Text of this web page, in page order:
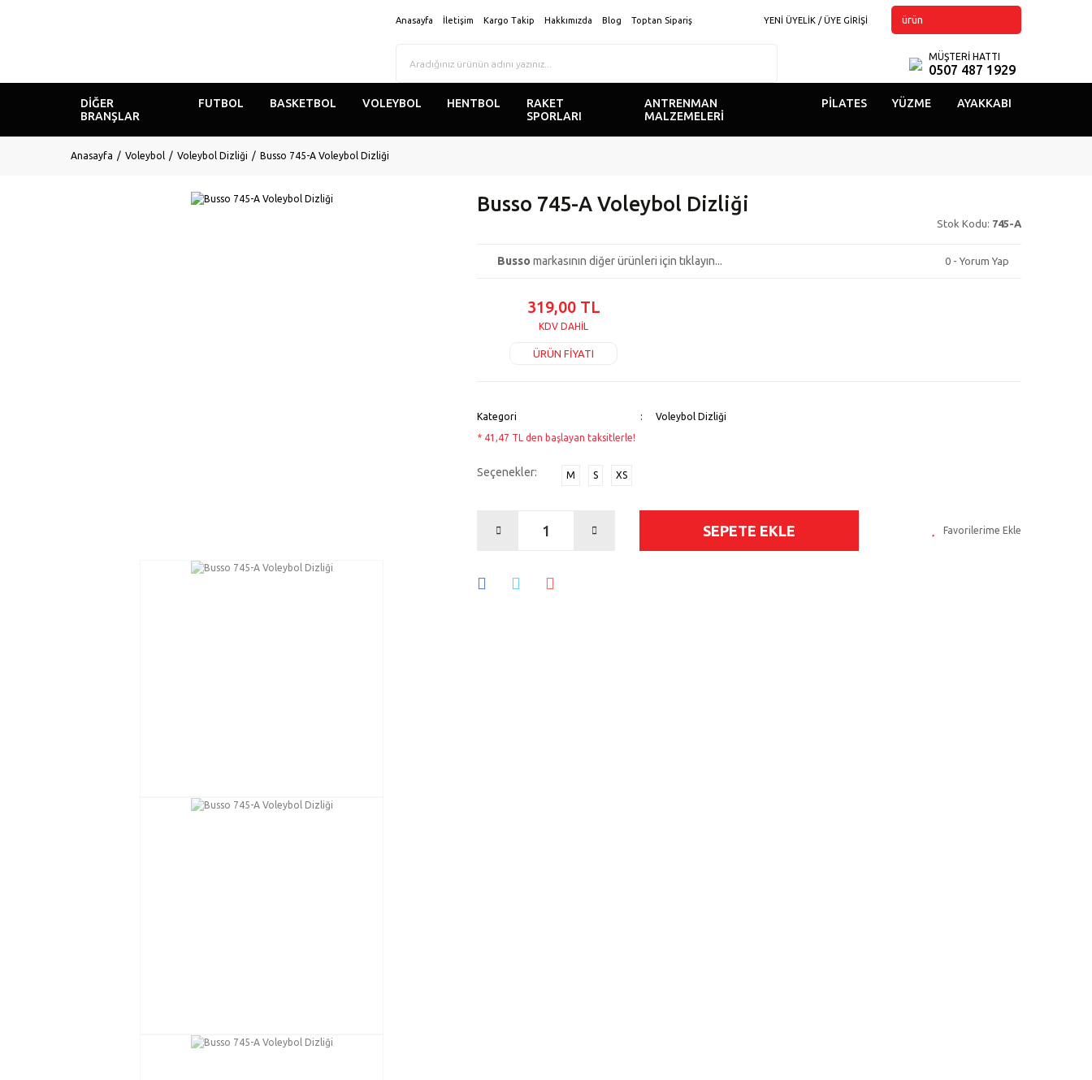
Anasayfa İletişim Kargo Takip Hakkımızda Blog Toptan Sipariş YENİ ÜYELİK / ÜYE GİRİŞİ ürün
MÜŞTERİ HATTI
0507 487 1929
DIĞER
BRANŞLAR
FUTBOL BASKETBOL VOLEYBOL HENTBOL
RAKET
SPORLARI
ANTRENMAN
MALZEMELERİ
PILATES YÜZME AYAKKABI
Anasayfa Voleybol Voleybol Dizliği Busso 745-A Voleybol Dizliği
Busso 745-A Voleybol Dizliği
Stok Kodu: 745-A
Busso markasının diğer ürünleri için tıklayın... 0 - Yorum Yap
319,00 TL
KDV DAHİL
ÜRÜN FİYATI
Kategori
Voleybol Dizliği
* 41,47 TL den başlayan taksitlerle!
Seçenekler: M S XS
SEPETE EKLE